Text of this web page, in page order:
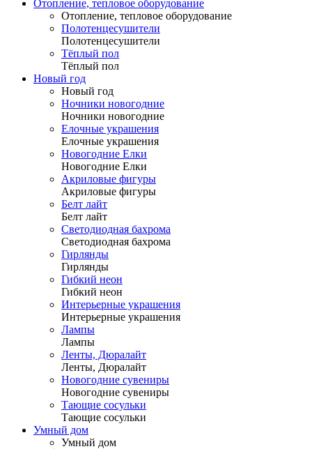
Отопление, тепловое оборудование
Отопление, тепловое оборудование
Полотенцесушители
Полотенцесушители
Тёплый пол
Тёплый пол
Новый год
Новый год
Ночники новогодние
Ночники новогодние
Елочные украшения
Елочные украшения
Новогодние Елки
Новогодние Елки
Акриловые фигуры
Акриловые фигуры
Белт лайт
Белт лайт
Светодиодная бахрома
Светодиодная бахрома
Гирлянды
Гирлянды
Гибкий неон
Гибкий неон
Интерьерные украшения
Интерьерные украшения
Лампы
Лампы
Ленты, Дюралайт
Ленты, Дюралайт
Новогодние сувениры
Новогодние сувениры
Тающие сосульки
Тающие сосульки
Умный дом
Умный дом